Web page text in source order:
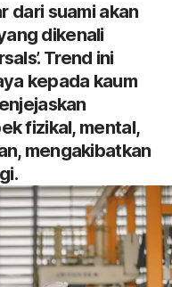
dari suami akan
dikenali
’. Trend ini
kepada kaum
fizikal, mental,
mengakibatkan